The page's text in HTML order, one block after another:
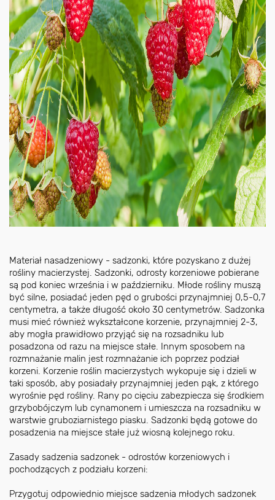
Materiał nasadzeniowy - sadzonki, które pozyskano z dużej
rośliny macierzystej. Sadzonki, odrosty korzeniowe pobierane
są pod koniec września i w październiku. Młode rośliny muszą
być silne, posiadać jeden pęd o grubości przynajmniej 0,5-0,7
centymetra, a także długość około 30 centymetrów. Sadzonka
musi mieć również wykształcone korzenie, przynajmniej 2-3,
aby mogła prawidłowo przyjąć się na rozsadniku lub
posadzona od razu na miejsce stałe. Innym sposobem na
rozmnażanie malin jest rozmnażanie ich poprzez podział
korzeni. Korzenie roślin macierzystych wykopuje się i dzieli w
taki sposób, aby posiadały przynajmniej jeden pąk, z którego
wyrośnie pęd rośliny. Rany po cięciu zabezpiecza się środkiem
grzybobójczym lub cynamonem i umieszcza na rozsadniku w
warstwie gruboziarnistego piasku. Sadzonki będą gotowe do
posadzenia na miejsce stałe już wiosną kolejnego roku.
Zasady sadzenia sadzonek - odrostów korzeniowych i
pochodzących z podziału korzeni:
Przygotuj odpowiednio miejsce sadzenia młodych sadzonek